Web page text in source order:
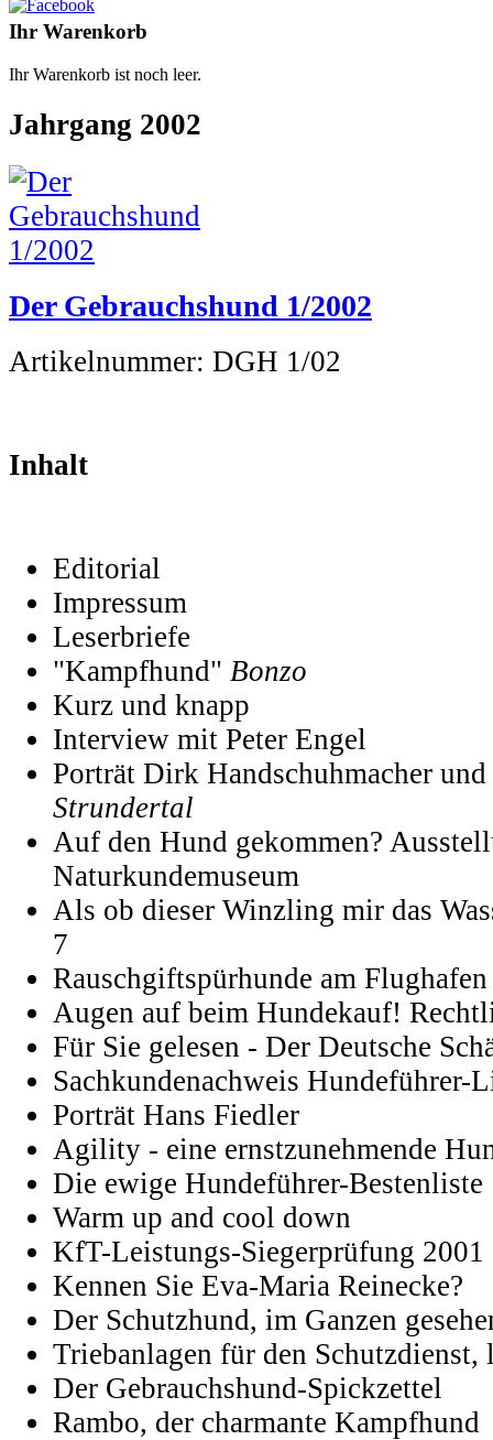
Ihr Warenkorb
Ihr Warenkorb ist noch leer.
Jahrgang 2002
Der Gebrauchshund 1/2002
Artikelnummer: DGH 1/02
Inhalt
Editorial
Impressum
Leserbriefe
"Kampfhund" Bonzo
Kurz und knapp
Interview mit Peter Engel
Porträt Dirk Handschuhmacher und
Strundertal
Auf den Hund gekommen?
Naturkundemuseum
Als ob dieser Winzling mir das
7
Rauschgiftspürhunde am Flughafen
Augen auf beim Hundekauf!
Für Sie gelesen - Der Deutsche
Sachkundenachweis Hundeführer-
Porträt Hans Fiedler
Agility - eine ernstzunehmende
Die ewige Hundeführer-Bestenliste
Warm up and cool down
KfT-Leistungs-Siegerprüfung 2001
Kennen Sie Eva-Maria Reinecke?
Der Schutzhund, im Ganzen
Triebanlagen für den Schutzdienst,
Der Gebrauchshund-Spickzettel
Rambo, der charmante Kampfhund